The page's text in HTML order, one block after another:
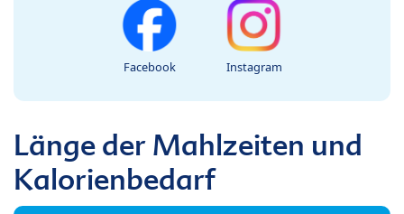
Facebook Instagram
Länge der Mahlzeiten und
Kalorienbedarf